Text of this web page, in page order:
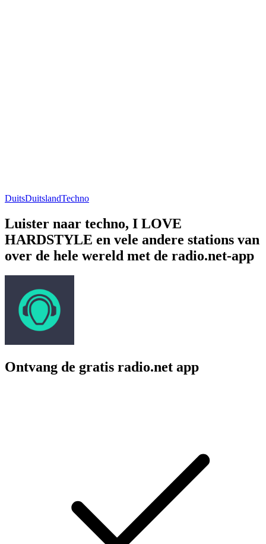
DuitsDuitslandTechno
Luister naar techno, I LOVE
HARDSTYLE en vele andere stations van
over de hele wereld met de radio.net-app
Ontvang de gratis radio.net app